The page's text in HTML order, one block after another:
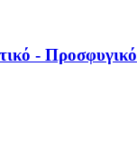
- Προσφυγικό